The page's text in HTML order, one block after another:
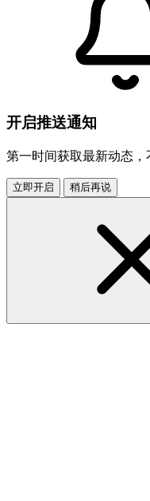
开启推送通知
第一时间获取最新动态，
立即开启 稍后再说